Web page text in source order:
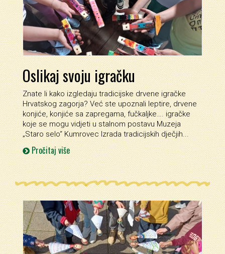
Oslikaj svoju igračku
Znate li kako izgledaju tradicijske drvene igračke
Hrvatskog zagorja? Već ste upoznali leptire, drvene
konjiće, konjiće sa zapregama, fučkaljke…. igračke
koje se mogu vidjeti u stalnom postavu Muzeja
„Staro selo“ Kumrovec Izrada tradicijskih dječjih...
Pročitaj više